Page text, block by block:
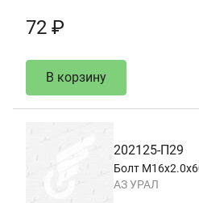
72 ₽
В корзину
202125-П29
Болт
АЗ УРАЛ